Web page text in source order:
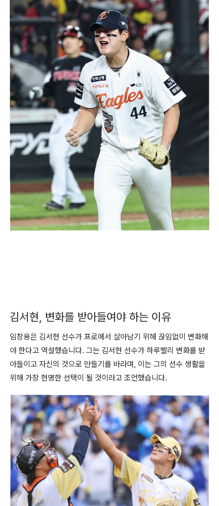
김서현, 변화를 받아들여야 하는 이유
임창용은 김서현 선수가 프로에서 살아남기 위해 끊임없이 변화해
야 한다고 역설했습니다. 그는 김서현 선수가 하루빨리 변화를 받
아들이고 자신의 것으로 만들기를 바라며, 이는 그의 선수 생활을
위해 가장 현명한 선택이 될 것이라고 조언했습니다.